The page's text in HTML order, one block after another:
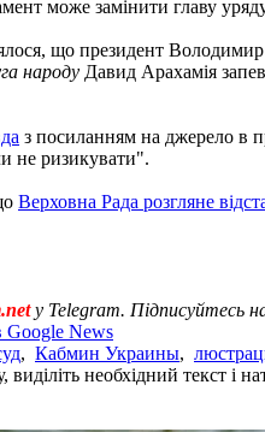
може замінити главу
що президент Володимир
народу Давид Арахамія
з посиланням на джерело в
не ризикувати".
Верховна Рада розгляне
у Telegram. Підписуйтесь
Google News
, Кабмин Украины,
необхідний текст і